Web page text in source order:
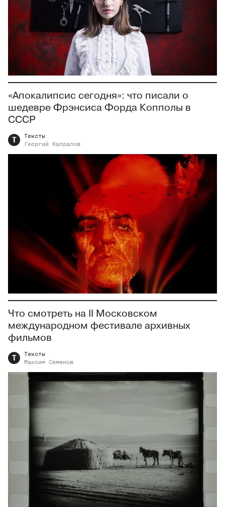
«Апокалипсис сегодня»: что писали о
шедевре Фрэнсиса Форда Копполы в
СССР
Т
Тексты
Георгий
Капралов
Что смотреть на II Московском
международном фестивале архивных
фильмов
Т
Тексты
Максим
Семенов